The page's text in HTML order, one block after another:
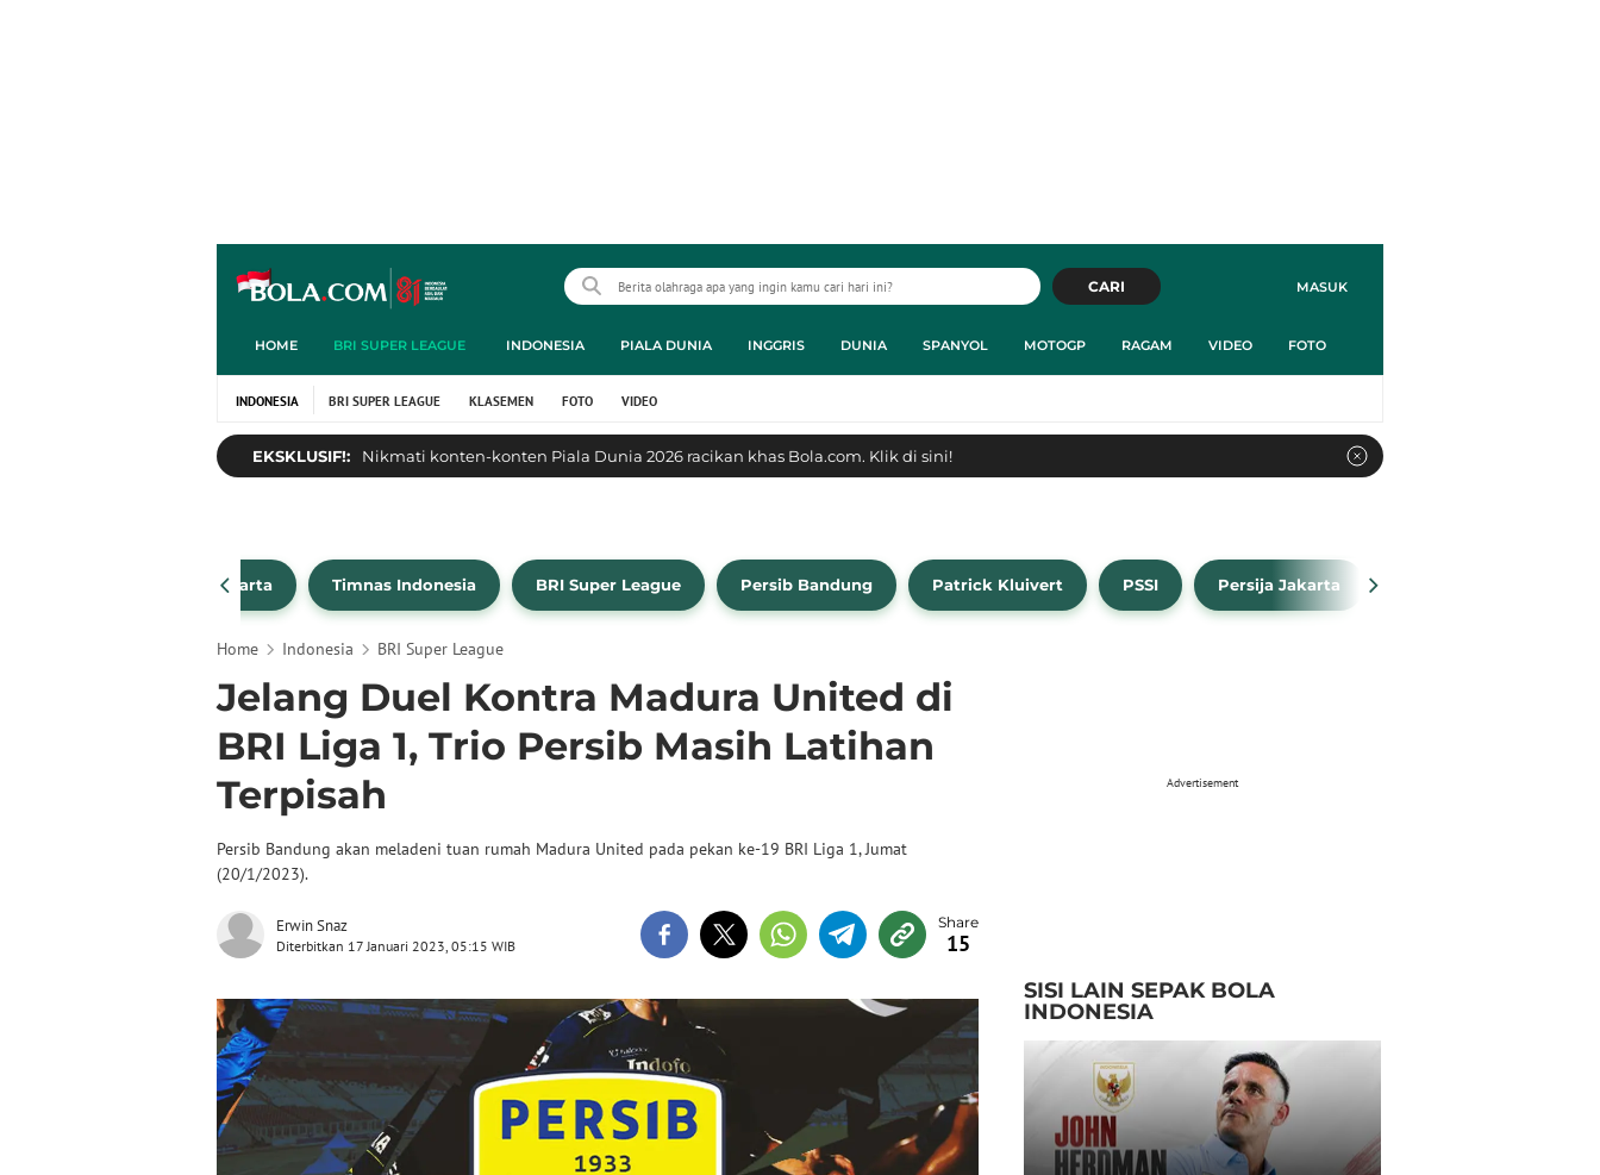
MASUK
CARI
HOME BRI SUPER LEAGUE INDONESIA PIALA DUNIA INGGRIS DUNIA SPANYOL MOTOGP RAGAM VIDEO FOTO
INDONESIA BRI SUPER LEAGUE KLASEMEN FOTO VIDEO
EKSKLUSIF!: Nikmati konten-konten Piala Dunia 2026 racikan khas Bola.com. Klik di sini!
Persija Jakarta Timnas Indonesia BRI Super League Persib Bandung Patrick Kluivert PSSI Persija Jakarta
Home Indonesia BRI Super League
Jelang Duel Kontra Madura United di
BRI Liga 1, Trio Persib Masih Latihan
Terpisah
Persib Bandung akan meladeni tuan rumah Madura United pada pekan ke-19 BRI Liga 1, Jumat
(20/1/2023).
Erwin Snaz
Diterbitkan 17 Januari 2023, 05:15 WIB 15
Advertisement
SISI LAIN SEPAK BOLA
INDONESIA